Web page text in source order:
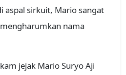
aspal sirkuit, Mario sangat
nama
jejak Mario Suryo Aji